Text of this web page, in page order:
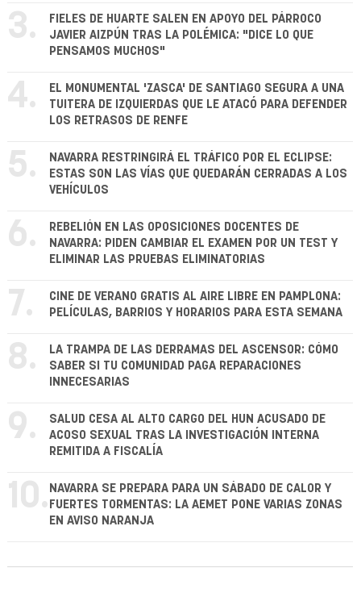
3.
FIELES DE HUARTE SALEN EN APOYO DEL PÁRROCO
JAVIER AIZPÚN TRAS LA POLÉMICA: "DICE LO QUE
PENSAMOS MUCHOS"
4.
EL MONUMENTAL 'ZASCA' DE SANTIAGO SEGURA A UNA
TUITERA DE IZQUIERDAS QUE LE ATACÓ PARA DEFENDER
LOS RETRASOS DE RENFE
5.
NAVARRA RESTRINGIRÁ EL TRÁFICO POR EL ECLIPSE:
ESTAS SON LAS VÍAS QUE QUEDARÁN CERRADAS A LOS
VEHÍCULOS
6.
REBELIÓN EN LAS OPOSICIONES DOCENTES DE
NAVARRA: PIDEN CAMBIAR EL EXAMEN POR UN TEST Y
ELIMINAR LAS PRUEBAS ELIMINATORIAS
7.
CINE DE VERANO GRATIS AL AIRE LIBRE EN PAMPLONA:
PELÍCULAS, BARRIOS Y HORARIOS PARA ESTA SEMANA
8.
LA TRAMPA DE LAS DERRAMAS DEL ASCENSOR: CÓMO
SABER SI TU COMUNIDAD PAGA REPARACIONES
INNECESARIAS
9.
SALUD CESA AL ALTO CARGO DEL HUN ACUSADO DE
ACOSO SEXUAL TRAS LA INVESTIGACIÓN INTERNA
REMITIDA A FISCALÍA
10. NAVARRA SE PREPARA PARA UN SÁBADO DE CALOR Y
FUERTES TORMENTAS: LA AEMET PONE VARIAS ZONAS
EN AVISO NARANJA